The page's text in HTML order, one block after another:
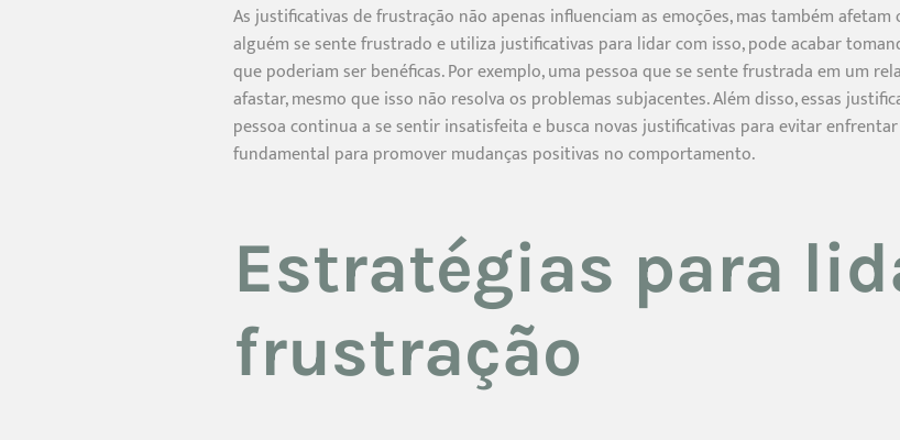
As justificativas de frustração não apenas influenciam as emoções, mas também
alguém se sente frustrado e utiliza justificativas para lidar com isso, pode acabar
que poderiam ser benéficas. Por exemplo, uma pessoa que se sente frustrada em um
afastar, mesmo que isso não resolva os problemas subjacentes. Além disso, essas
pessoa continua a se sentir insatisfeita e busca novas justificativas para evitar
fundamental para promover mudanças positivas no comportamento.
Estratégias para
frustração